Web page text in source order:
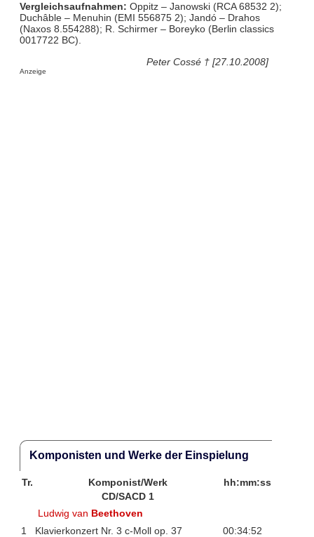
Vergleichsaufnahmen: Oppitz – Janowski (RCA 68532 2);
Duchâble – Menuhin (EMI 556875 2); Jandó – Drahos
(Naxos 8.554288); R. Schirmer – Boreyko (Berlin classics
0017722 BC).
Peter Cossé † [27.10.2008]
Anzeige
Komponisten und Werke der Einspielung
Tr. Komponist/Werk
hh:mm:ss
CD/SACD 1
Ludwig van Beethoven
1
Klavierkonzert Nr. 3 c-Moll op. 37 00:34:52